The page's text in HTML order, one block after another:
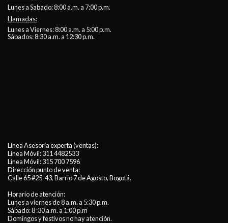
Lunes a Sabado: 8:00 a.m. a 7:00 p.m.
Llamadas:
Lunes a Viernes: 8:00 a.m. a 5:00 p.m.
Sábados: 8:30 a.m. a 12:30 p.m.
Línea Asesoría experta (ventas):
Línea Móvil:311 4482533
Línea Móvil:315 700 7596
Dirección punto de venta:
Calle 65 #25-43, Barrio 7 de Agosto, Bogotá.
Horario de atención:
Lunes a viernes de 8 a.m. a 5:30 p.m.
Sábado: 8 :30 a.m. a 1:00 p.m
Domingos y festivos no hay atención.